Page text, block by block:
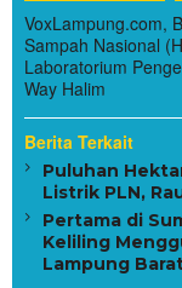
VoxLampung.com,
Sampah Nasional
Laboratorium
Way Halim
Berita Terkait
Puluhan
Listrik PLN,
Pertama di
Keliling
Lampung